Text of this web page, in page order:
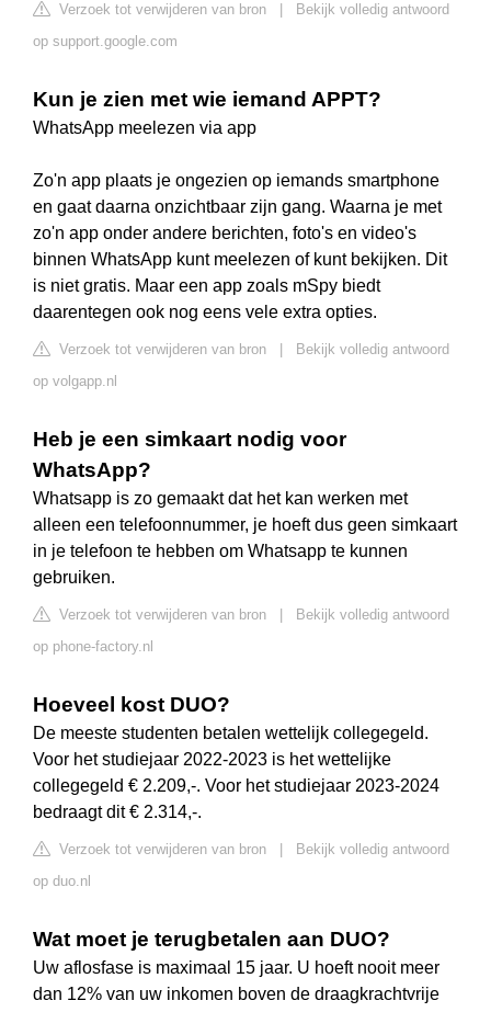
Verzoek tot verwijderen van bron
Bekijk volledig antwoord
op support.google.com
Kun je zien met wie iemand APPT?
WhatsApp meelezen via app
Zo'n app plaats je ongezien op iemands smartphone
en gaat daarna onzichtbaar zijn gang. Waarna je met
zo'n app onder andere berichten, foto's en video's
binnen WhatsApp kunt meelezen of kunt bekijken. Dit
is niet gratis. Maar een app zoals mSpy biedt
daarentegen ook nog eens vele extra opties.
Verzoek tot verwijderen van bron
Bekijk volledig antwoord
op volgapp.nl
Heb je een simkaart nodig voor
WhatsApp?
Whatsapp is zo gemaakt dat het kan werken met
alleen een telefoonnummer, je hoeft dus geen simkaart
in je telefoon te hebben om Whatsapp te kunnen
gebruiken.
Verzoek tot verwijderen van bron
Bekijk volledig antwoord
op phone-factory.nl
Hoeveel kost DUO?
De meeste studenten betalen wettelijk collegegeld.
Voor het studiejaar 2022-2023 is het wettelijke
collegegeld € 2.209,-. Voor het studiejaar 2023-2024
bedraagt dit € 2.314,-.
Verzoek tot verwijderen van bron
Bekijk volledig antwoord
op duo.nl
Wat moet je terugbetalen aan DUO?
Uw aflosfase is maximaal 15 jaar. U hoeft nooit meer
dan 12% van uw inkomen boven de draagkrachtvrije